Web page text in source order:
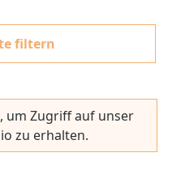
filtern
, um Zugriff auf unser
zu erhalten.